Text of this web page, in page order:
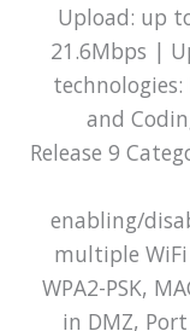
Upload: up
21.6Mbps |
and
Release 9
enabling/
multiple WiFi
WPA2-PSK,
in DMZ,